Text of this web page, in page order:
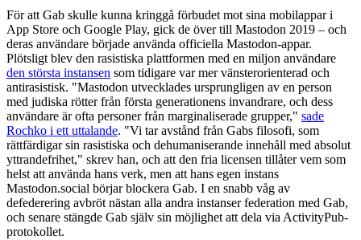
För att Gab skulle kunna kringgå förbudet mot sina mobilappar i
App Store och Google Play, gick de över till Mastodon 2019 – och
deras användare började använda officiella Mastodon-appar.
Plötsligt blev den rasistiska plattformen med en miljon användare
den största instansen som tidigare var mer vänsterorienterad och
antirasistisk. "Mastodon utvecklades ursprungligen av en person
med judiska rötter från första generationens invandrare, och dess
användare är ofta personer från marginaliserade grupper," sade
Rochko i ett uttalande. "Vi tar avstånd från Gabs filosofi, som
rättfärdigar sin rasistiska och dehumaniserande innehåll med absolut
yttrandefrihet," skrev han, och att den fria licensen tillåter vem som
helst att använda hans verk, men att hans egen instans
Mastodon.social börjar blockera Gab. I en snabb våg av
defederering avbröt nästan alla andra instanser federation med Gab,
och senare stängde Gab själv sin möjlighet att dela via ActivityPub-
protokollet.